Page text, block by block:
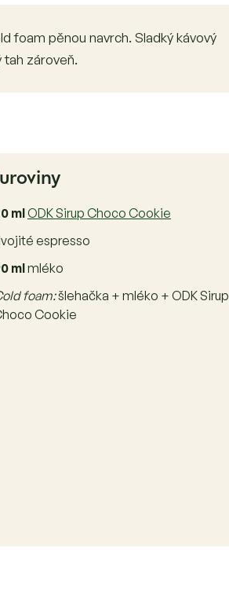
foam pěnou navrch. Sladký kávový
zároveň.
mlODK Sirup Choco Cookie
espresso
mlmléko
foam:šlehačka + mléko + ODK Sirup
Cookie